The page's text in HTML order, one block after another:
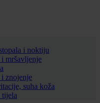
i noktiju
mršavljenje
znojenje
suha koža
tijela